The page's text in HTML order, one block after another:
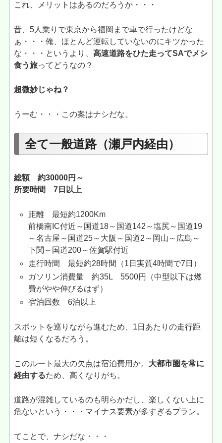
これ、メリットはあるのだろうか・・・
昔、5人乗りで東京から福岡まで車で行ったけどな
ぁ・・・俺、ほとんど運転していないのにキツかった
な・・・というより、高速道路をひた走ってSAでメシ
食う旅ってどうなの？
超微妙じゃね？
うーむ・・・この案はナシだな。
全て一般道路（瀬戸内経由）
総額 約30000円～
所要時間 7日以上
距離 最短約1200Km
前橋南IC付近～国道18～国道142～塩尻～国道19
～名古屋～国道25～大阪～国道2～岡山～広島～
下関～国道200～佐賀駅付近
走行時間 最短約28時間（1日実質4時間で7日）
ガソリン消費量 約35L 5500円（中型以下は燃
費がやや伸びるはず）
宿泊回数 6泊以上
スポットを巡りながら進むため、1日あたりの走行距
離は短くなるだろう。
このルート最大の欠点は宿泊費用か。 大都市圏を常に
経由するため、高くなりがち。
道路が混雑しているのも明らかだし、楽しくない上に
危ないという・・・マイナス要素が多すぎるプラン。
てことで、ナシだな・・・